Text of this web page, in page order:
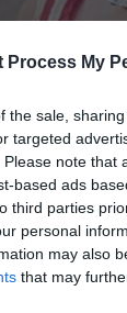
Process My
the sale,
targeted
note
based ads
third parties
personal
may also
that may